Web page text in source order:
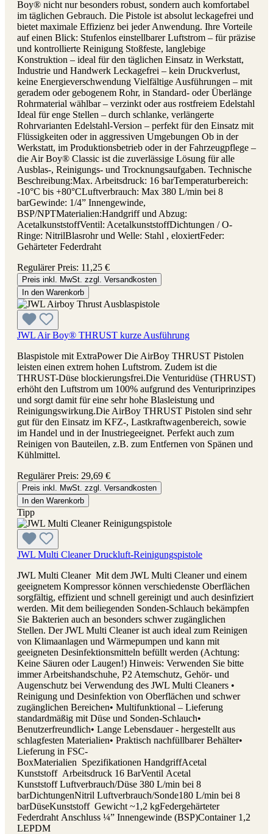
Boy® nicht nur besonders robust, sondern auch komfortabel
im täglichen Gebrauch. Die Pistole ist absolut leckagefrei und
bietet maximale Effizienz bei jeder Anwendung. Ihre Vorteile
auf einen Blick: Stufenlos einstellbarer Luftstrom – für präzise
und kontrollierte Reinigung Stoßfeste, langlebige
Konstruktion – ideal für den täglichen Einsatz in Werkstatt,
Industrie und Handwerk Leckagefrei – kein Druckverlust,
keine Energieverschwendung Vielfältige Ausführungen – mit
geradem oder gebogenem Rohr, in Standard- oder Überlänge
Rohrmaterial wählbar – verzinkt oder aus rostfreiem Edelstahl
Ideal für enge Stellen – durch schlanke, verlängerte
Rohrvarianten Edelstahl-Version – perfekt für den Einsatz mit
Flüssigkeiten oder in aggressiven Umgebungen Ob in der
Werkstatt, im Produktionsbetrieb oder in der Fahrzeugpflege –
die Air Boy® Classic ist die zuverlässige Lösung für alle
Ausblas-, Reinigungs- und Trocknungsaufgaben. Technische
Beschreibung:Max. Arbeitsdruck: 16 barTemperaturbereich:
-10°C bis +80°CLuftverbrauch: Max 380 L/min bei 8
barGewinde: 1/4” Innengewinde,
BSP/NPTMaterialien:Handgriff und Abzug:
AcetalkunststoffVentil: AcetalkunststoffDichtungen / O-
Ringe: NitrilBlasrohr und Welle: Stahl , eloxiertFeder:
Gehärteter Federdraht
Regulärer Preis: 11,25 €
Preis inkl. MwSt. zzgl. Versandkosten
In den Warenkorb
JWL Air Boy® THRUST kurze Ausführung
Blaspistole mit ExtraPower Die AirBoy THRUST Pistolen
leisten einen extrem hohen Luftstrom. Zudem ist die
THRUST-Düse blockierungsfrei.Die Venturidüse (THRUST)
erhöht den Luftstrom um 100% aufgrund des Venturiprinzipes
und sorgt damit für eine sehr hohe Blasleistung und
Reinigungswirkung.Die AirBoy THRUST Pistolen sind sehr
gut für den Einsatz im KFZ-, Lastkraftwagenbereich, sowie
im Handel und in der Inustriegeeignet. Perfekt auch zum
Reinigen von Bauteilen, z.B. zum Entfernen von Spänen und
Kühlmittel.
Regulärer Preis: 29,69 €
Preis inkl. MwSt. zzgl. Versandkosten
In den Warenkorb
Tipp
JWL Multi Cleaner Druckluft-Reinigungspistole
JWL Multi Cleaner Mit dem JWL Multi Cleaner und einem
geeignetem Kompressor können verschiedenste Oberflächen
sorgfältig, effizient und schnell gereinigt und auch desinfiziert
werden. Mit dem beiliegenden Sonden-Schlauch bekämpfen
Sie Bakterien auch an besonders schwer zugänglichen
Stellen. Der JWL Multi Cleaner ist auch ideal zum Reinigen
von Klimaanlagen und Wärmepumpen und kann mit
geeigneten Desinfektionsmitteln befüllt werden (Achtung:
Keine Säuren oder Laugen!) Hinweis: Verwenden Sie bitte
immer Arbeitshandschuhe, P2 Atemschutz, Gehör- und
Augenschutz bei Verwendung des JWL Multi Cleaners •
Reinigung und Desinfektion von Oberflächen und schwer
zugänglichen Bereichen• Multifunktional – Lieferung
standardmäßig mit Düse und Sonden-Schlauch•
Benutzerfreundlich• Lange Lebensdauer - hergestellt aus
schlagfesten Materialien• Praktisch nachfüllbarer Behälter•
Lieferung in FSC-
BoxMaterialien Spezifikationen HandgriffAcetal
Kunststoff Arbeitsdruck 16 BarVentil Acetal
Kunststoff Luftverbrauch/Düse 380 L/min bei 8
barDichtungenNitril Luftverbrauch/Sonde180 L/min bei 8
barDüseKunststoff Gewicht ~1,2 kgFedergehärteter
Federdraht Anschluss ¼” Innengewinde (BSP)Container 1,2
LEPDM